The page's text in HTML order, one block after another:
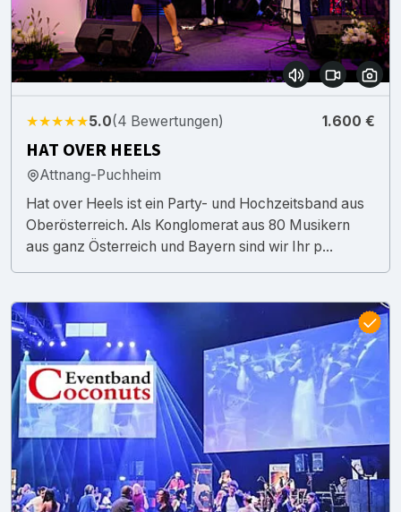
★★★★★5.0(4 Bewertungen) 1.600 €
HAT OVER HEELS
Attnang-Puchheim
Hat over Heels ist ein Party- und Hochzeitsband aus
Oberösterreich. Als Konglomerat aus 80 Musikern
aus ganz Österreich und Bayern sind wir Ihr p...